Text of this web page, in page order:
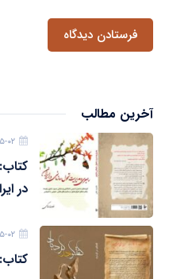
آخرین مطالب
در